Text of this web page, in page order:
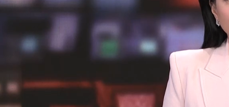
CCTV.节目官网 节目单 栏目 热播榜